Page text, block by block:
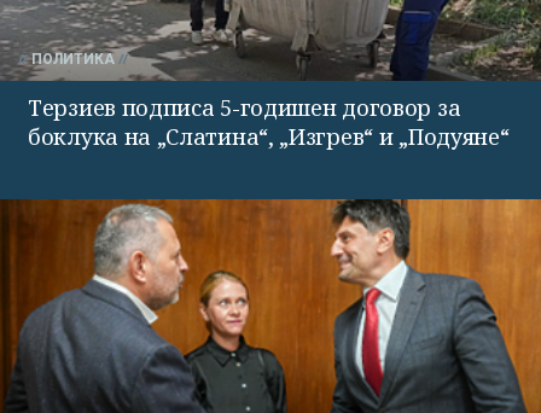
ПОЛИТИКА
Терзиев подписа 5-годишен договор за
боклука на „Слатина“, „Изгрев“ и „Подуяне“